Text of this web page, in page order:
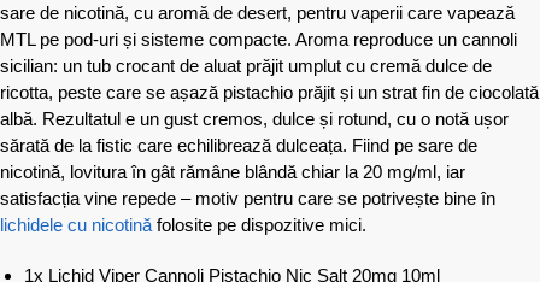
sare de nicotină, cu aromă de desert, pentru vaperii care vapează
MTL pe pod-uri și sisteme compacte. Aroma reproduce un cannoli
sicilian: un tub crocant de aluat prăjit umplut cu cremă dulce de
ricotta, peste care se așază pistachio prăjit și un strat fin de ciocolată
albă. Rezultatul e un gust cremos, dulce și rotund, cu o notă ușor
sărată de la fistic care echilibrează dulceața. Fiind pe sare de
nicotină, lovitura în gât rămâne blândă chiar la 20 mg/ml, iar
satisfacția vine repede – motiv pentru care se potrivește bine în
lichidele cu nicotină folosite pe dispozitive mici.
1x Lichid Viper Cannoli Pistachio Nic Salt 20mg 10ml